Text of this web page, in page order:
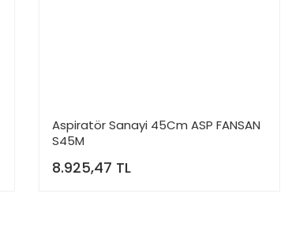
Aspiratör Sanayi 45Cm ASP FANSAN
S45M
8.925,47 TL